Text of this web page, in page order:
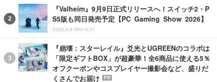
『Valheim』9月9日正式リリースへ！スイッチ2・P
S5版も同日発売予定【PC Gaming Show 2026】
2026.6.8 Mon 6:01
『崩壊：スターレイル』爻光とUGREENのコラボは
「限定ギフトBOX」が超豪華！全6商品に使える5％
オフクーポンやコスプレイヤー撮影会など、盛りだ
くさんでお届け
PR